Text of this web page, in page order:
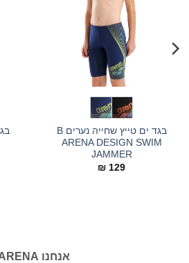
בגד ים טייץ שחייה נערים B
ARENA DESIGN SWIM
JAMMER
₪ 129
אנחנו ARENA